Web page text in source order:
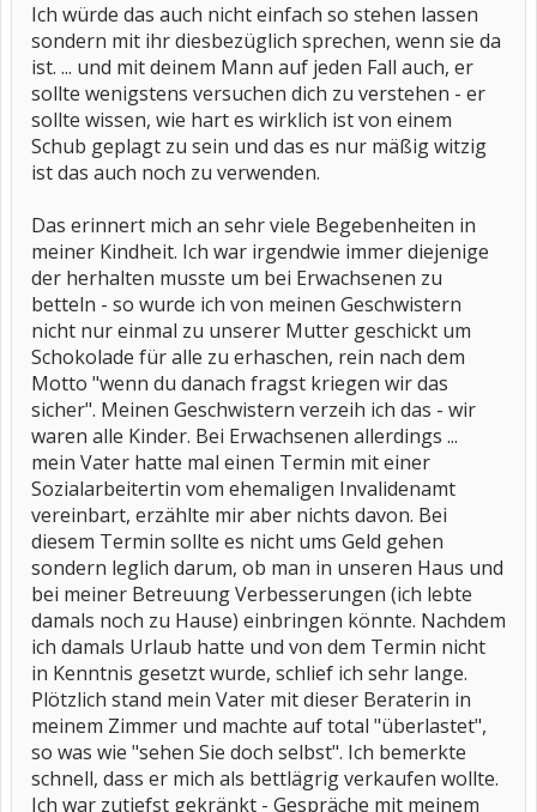
Ich würde das auch nicht einfach so stehen lassen
sondern mit ihr diesbezüglich sprechen, wenn sie da
ist. ... und mit deinem Mann auf jeden Fall auch, er
sollte wenigstens versuchen dich zu verstehen - er
sollte wissen, wie hart es wirklich ist von einem
Schub geplagt zu sein und das es nur mäßig witzig
ist das auch noch zu verwenden.
Das erinnert mich an sehr viele Begebenheiten in
meiner Kindheit. Ich war irgendwie immer diejenige
der herhalten musste um bei Erwachsenen zu
betteln - so wurde ich von meinen Geschwistern
nicht nur einmal zu unserer Mutter geschickt um
Schokolade für alle zu erhaschen, rein nach dem
Motto "wenn du danach fragst kriegen wir das
sicher". Meinen Geschwistern verzeih ich das - wir
waren alle Kinder. Bei Erwachsenen allerdings ...
mein Vater hatte mal einen Termin mit einer
Sozialarbeitertin vom ehemaligen Invalidenamt
vereinbart, erzählte mir aber nichts davon. Bei
diesem Termin sollte es nicht ums Geld gehen
sondern leglich darum, ob man in unseren Haus und
bei meiner Betreuung Verbesserungen (ich lebte
damals noch zu Hause) einbringen könnte. Nachdem
ich damals Urlaub hatte und von dem Termin nicht
in Kenntnis gesetzt wurde, schlief ich sehr lange.
Plötzlich stand mein Vater mit dieser Beraterin in
meinem Zimmer und machte auf total "überlastet",
so was wie "sehen Sie doch selbst". Ich bemerkte
schnell, dass er mich als bettlägrig verkaufen wollte.
Ich war zutiefst gekränkt - Gespräche mit meinem